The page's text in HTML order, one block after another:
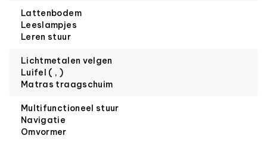
Lattenbodem
Leeslampjes
Leren stuur
Lichtmetalen velgen
Luifel ( , )
Matras traagschuim
Multifunctioneel stuur
Navigatie
Omvormer